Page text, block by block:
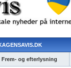
Frem- og efterlysning